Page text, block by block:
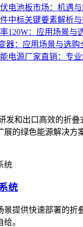
电池板市场：机遇
中标关键要素解析
120W：应用场景与
器：应用场景与选购
电源厂家直销：专
发和出口高效的折叠
展的绿色能源解决方
统
景提供快速部署的折
。